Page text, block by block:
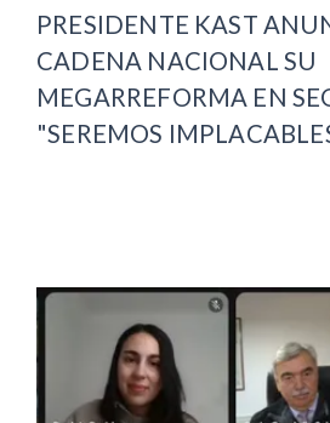
PRESIDENTE KAST
CADENA NACIONAL SU
MEGARREFORMA EN
"SEREMOS